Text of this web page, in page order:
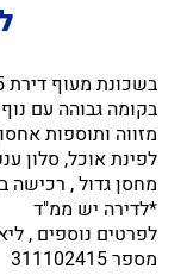
בשכונת מעוף דירת 5 חדרים ענקית מרווחת ואיכותית במיוחד
בקומה גבוהה עם
מזווה ותוספות
מחסן גדול , רכישה
*לדירה יש ממ"ד
מספר 311102415